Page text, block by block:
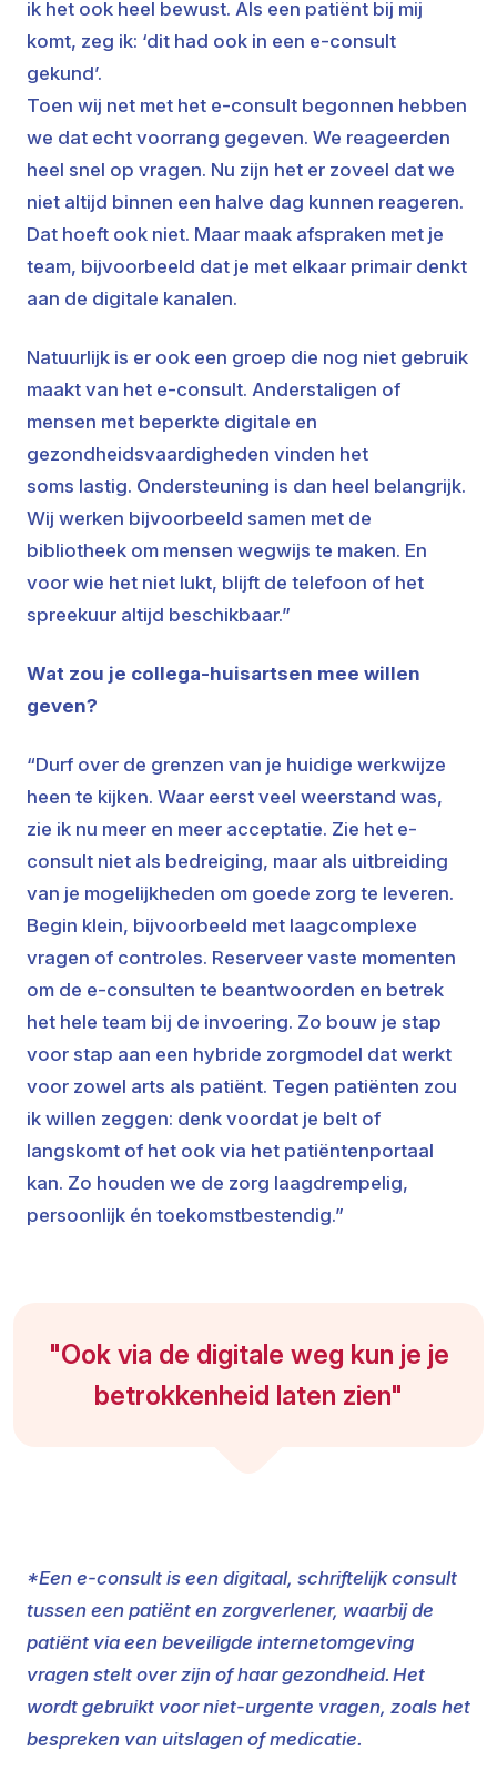
ik het ook heel bewust. Als een patiënt bij mij
komt, zeg ik: ‘dit had ook in een e-consult
gekund’.
Toen wij net met het e-consult begonnen hebben
we dat echt voorrang gegeven. We reageerden
heel snel op vragen. Nu zijn het er zoveel dat we
niet altijd binnen een halve dag kunnen reageren.
Dat hoeft ook niet. Maar maak afspraken met je
team, bijvoorbeeld dat je met elkaar primair denkt
aan de digitale kanalen.
Natuurlijk is er ook een groep die nog niet gebruik
maakt van het e-consult. Anderstaligen of
mensen met beperkte digitale en
gezondheidsvaardigheden vinden het
soms lastig. Ondersteuning is dan heel belangrijk.
Wij werken bijvoorbeeld samen met de
bibliotheek om mensen wegwijs te maken. En
voor wie het niet lukt, blijft de telefoon of het
spreekuur altijd beschikbaar.”
Wat zou je collega-huisartsen mee willen
geven?
“Durf over de grenzen van je huidige werkwijze
heen te kijken. Waar eerst veel weerstand was,
zie ik nu meer en meer acceptatie. Zie het e-
consult niet als bedreiging, maar als uitbreiding
van je mogelijkheden om goede zorg te leveren.
Begin klein, bijvoorbeeld met laagcomplexe
vragen of controles. Reserveer vaste momenten
om de e-consulten te beantwoorden en betrek
het hele team bij de invoering. Zo bouw je stap
voor stap aan een hybride zorgmodel dat werkt
voor zowel arts als patiënt. Tegen patiënten zou
ik willen zeggen: denk voordat je belt of
langskomt of het ook via het patiëntenportaal
kan. Zo houden we de zorg laagdrempelig,
persoonlijk én toekomstbestendig.”
"Ook via de digitale weg kun je je
betrokkenheid laten zien"
*Een e-consult is een digitaal, schriftelijk consult
tussen een patiënt en zorgverlener, waarbij de
patiënt via een beveiligde internetomgeving
vragen stelt over zijn of haar gezondheid. Het
wordt gebruikt voor niet-urgente vragen, zoals het
bespreken van uitslagen of medicatie.